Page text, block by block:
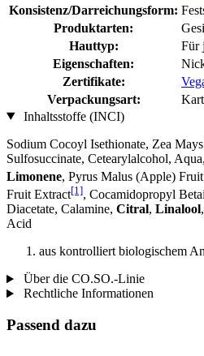
Konsistenz/Darreichungsform:
Produktarten:
Hauttyp:
Für
Eigenschaften:
Zertifikate:
Verpackungsart:
Inhaltsstoffe (INCI)
Sodium Cocoyl Isethionate, Zea
Sulfosuccinate, Cetearylalcohol,
Limonene, Pyrus Malus (Apple)
Fruit Extract[1], Cocamidopropyl
Diacetate, Calamine, Citral, Linalool
Acid
aus kontrolliert biologischem
Über die CO.SO.-Linie
Rechtliche Informationen
Passend dazu